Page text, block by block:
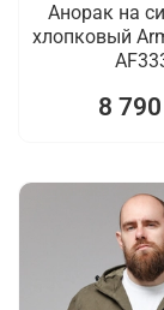
Анорак на
хлопковый
8